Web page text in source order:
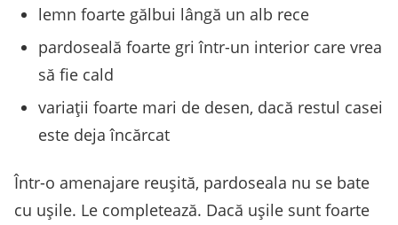
lemn foarte gălbui lângă un alb rece
pardoseală foarte gri într-un interior care vrea
să fie cald
variații foarte mari de desen, dacă restul casei
este deja încărcat
Într-o amenajare reușită, pardoseala nu se bate
cu ușile. Le completează. Dacă ușile sunt foarte